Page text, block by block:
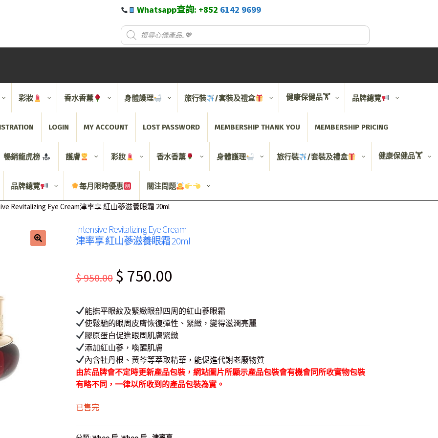
Whatsapp查詢: +852 6142 9699
彩妝 香水香薰 身體護理 旅行裝 /套裝及禮盒 健康保健品🏋️ 品牌總覽
LOGIN MY ACCOUNT LOST PASSWORD MEMBERSHIP THANK YOU MEMBERSHIP PRICING
暢銷龍虎榜 護膚 彩妝 香水香薰 身體護理 旅行裝 /套裝及禮盒 健康保健品🏋️
品牌總覽 每月限時優惠 關注問題
Revitalizing Eye Cream津率享 紅山蔘滋養眼霜 20ml
Intensive Revitalizing Eye Cream
津率享 紅山蔘滋養眼霜 20ml
$950.00 Original
was:
$ 950.00.
$ 750.00
is:
$ 750.00.
能撫平眼紋及緊緻眼部四周的紅山蔘眼霜
使鬆馳的眼周皮膚恢復彈性、緊緻，變得滋潤亮麗
膠原蛋白促進眼周肌膚緊緻
添加紅山蔘，喚醒肌膚
內含牡丹根、黃芩等萃取精華，能促進代謝老廢物質
由於品牌會不定時更新產品包裝，網站圖片所顯示產品包裝會有機會同所收實物包裝
有略不同，一律以所收到的產品包裝為實。
已售完